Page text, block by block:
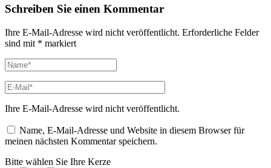
Schreiben Sie einen Kommentar
Ihre E-Mail-Adresse wird nicht veröffentlicht. Erforderliche Felder
sind mit * markiert
Ihre E-Mail-Adresse wird nicht veröffentlicht.
Name, E-Mail-Adresse und Website in diesem Browser für
meinen nächsten Kommentar speichern.
Bitte wählen Sie Ihre Kerze